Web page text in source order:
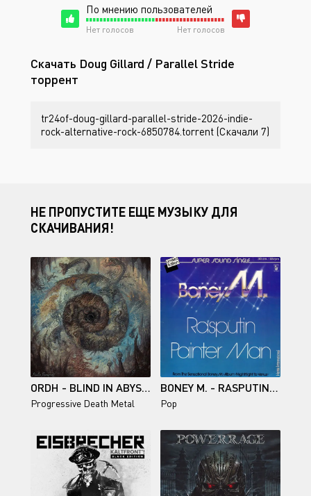
По мнению пользователей
Нет голосов Нет голосов
Скачать Doug Gillard / Parallel Stride
торрент
tr24of-doug-gillard-parallel-stride-2026-indie-
rock-alternative-rock-6850784.torrent (Скачали 7)
НЕ ПРОПУСТИТЕ ЕЩЕ МУЗЫКУ ДЛЯ
СКАЧИВАНИЯ!
ORDH - BLIND IN ABYSSAL REALMS
Progressive Death Metal
BONEY M. - RASPUTIN (MAXI-SINGLE) - 1978
Pop